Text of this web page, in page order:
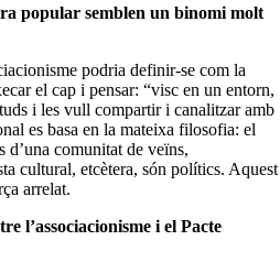
popular semblen un binomi molt
podria definir-se com la
el cap i pensar: “visc en un entorn,
i les vull compartir i canalitzar amb
es basa en la mateixa filosofia: el
d’una comunitat de veïns,
cultural, etcètera, són polítics. Aquest
arrelat.
l’associacionisme i el Pacte